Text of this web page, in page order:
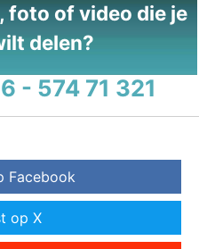
foto of video die je
delen?
- 574 71 321
Facebook
op X